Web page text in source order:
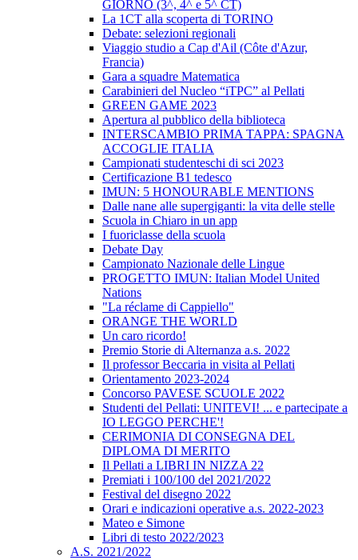
GIORNO (3^, 4^ e 5^ CT)
La 1CT alla scoperta di TORINO
Debate: selezioni regionali
Viaggio studio a Cap d'Ail (Côte d'Azur,
Francia)
Gara a squadre Matematica
Carabinieri del Nucleo “iTPC” al Pellati
GREEN GAME 2023
Apertura al pubblico della biblioteca
INTERSCAMBIO PRIMA TAPPA: SPAGNA
ACCOGLIE ITALIA
Campionati studenteschi di sci 2023
Certificazione B1 tedesco
IMUN: 5 HONOURABLE MENTIONS
Dalle nane alle supergiganti: la vita delle stelle
Scuola in Chiaro in un app
I fuoriclasse della scuola
Debate Day
Campionato Nazionale delle Lingue
PROGETTO IMUN: Italian Model United
Nations
"La réclame di Cappiello"
ORANGE THE WORLD
Un caro ricordo!
Premio Storie di Alternanza a.s. 2022
Il professor Beccaria in visita al Pellati
Orientamento 2023-2024
Concorso PAVESE SCUOLE 2022
Studenti del Pellati: UNITEVI! ... e partecipate a
IO LEGGO PERCHE'!
CERIMONIA DI CONSEGNA DEL
DIPLOMA DI MERITO
Il Pellati a LIBRI IN NIZZA 22
Premiati i 100/100 del 2021/2022
Festival del disegno 2022
Orari e indicazioni operative a.s. 2022-2023
Mateo e Simone
Libri di testo 2022/2023
A.S. 2021/2022